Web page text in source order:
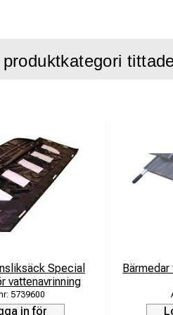
Special
vattenavrinning
5739600
in för